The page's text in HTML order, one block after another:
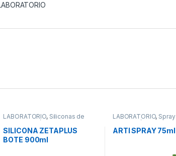
LABORATORIO, Siliconas de
Condensación de Laboratorio
SILICONA ZETAPLUS
BOTE 900ml
LABORATORIO, Spray
Articulación
ARTI SPRAY 75ml